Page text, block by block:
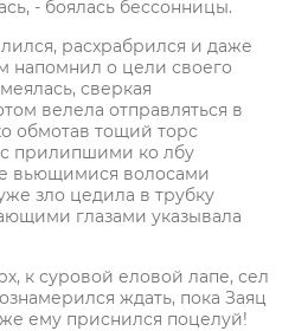
- боялась бессонницы.
расхрабрился и даже
напомнил о цели своего
сверкая
велела отправляться в
обмотав тощий торс
прилипшими ко лбу
вьющимися волосами
зло цедила в трубку
глазами указывала
к суровой еловой лапе, сел
ждать, пока Заяц
ему приснился поцелуй!